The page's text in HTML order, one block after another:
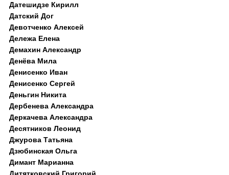
Датешидзе Кирилл
Датский Дог
Девотченко Алексей
Дележа Елена
Демахин Александр
Денёва Мила
Денисенко Иван
Денисенко Сергей
Деньгин Никита
Дербенева Александра
Деркачева Александра
Десятников Леонид
Джурова Татьяна
Дзюбинская Ольга
Димант Марианна